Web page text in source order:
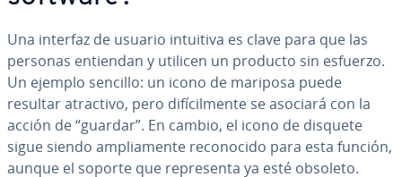
Una interfaz de usuario intuitiva es clave para que las
personas entiendan y utilicen un producto sin esfuerzo.
Un ejemplo sencillo: un icono de mariposa puede
resultar atractivo, pero di­fí­ci­l­me­n­te se asociará con la
acción de “guardar”. En cambio, el icono de disquete
sigue siendo am­plia­me­n­te re­co­no­ci­do para esta función,
aunque el soporte que re­pre­se­n­ta ya esté obsoleto.